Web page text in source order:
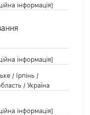
інформація]
інформація]
/ Ірпінь /
/ Україна
інформація]